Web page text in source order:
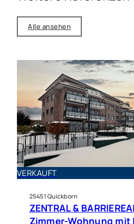
Haus zu kaufen in
LAGE, LICHT &
neues
Potenzial!
Alle ansehen
VERKAUFT
25451 Quickborn
ZENTRAL &
Zimmer-Wohnung mit